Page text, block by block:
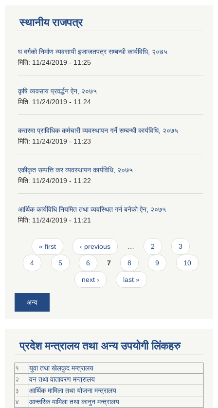
स्थानीय राजपत्र
घ वर्गको निर्माण व्यवसायी इजाजतपत्र सम्बन्धी कार्यविधि, २०७५
मिति: 11/24/2019 - 11:25
कृषि व्यवसाय प्रवर्द्धन ऐन, २०७५
मिति: 11/24/2019 - 11:24
करारमा प्राविधिक कर्मचारी व्यवस्थापन गर्ने सम्बन्धी कार्यविधि, २०७५
मिति: 11/24/2019 - 11:23
एकीकृत सम्पत्ति कर व्यवस्थापन कार्यविधि, २०७५
मिति: 11/24/2019 - 11:22
आर्थिक कार्यविधि नियमित तथा व्यवस्थित गर्न बनेको ऐन, २०७५
मिति: 11/24/2019 - 11:21
Pages
« first ‹ previous … 2 3
4 5 6 7 8 9 10
next › last »
अन्य
प्रदेश मन्त्रालय तथा अन्य उपयोगी लिंकहरु
१
युवा तथा खेलकुद मन्त्रालय
२
वन तथा वातावरण मन्त्रालय
३
आर्थिक मामिला तथा योजना मन्त्रालय
४
आन्तरिक मामिला तथा कानुन मन्त्रालय